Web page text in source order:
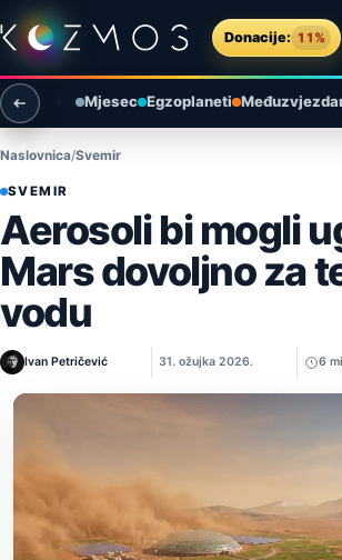
Preskoči na sadržaj
Donacije: 11%
Otvori izbornik
Otvori pretragu
Mjesec Egzoplaneti
Naslovnica Svemir
SVEMIR
Aerosoli bi mogli
Mars dovoljno za
vodu
Ivan Petričević 31. ožujka 2026. 6